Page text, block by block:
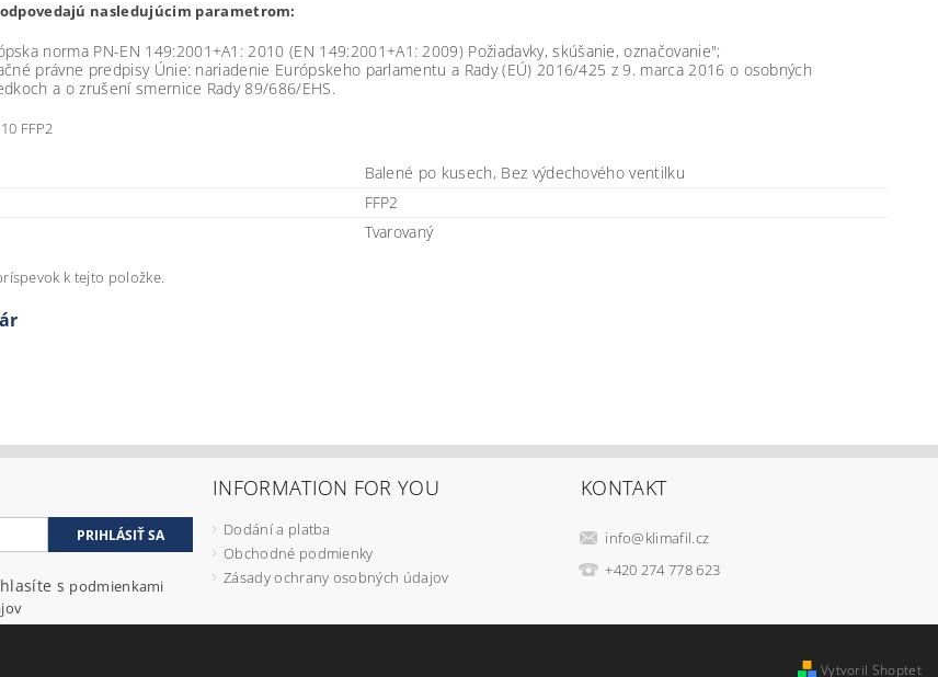
nasledujúcim parametrom:
norma PN-EN 149:2001+A1: 2010 (EN 149:2001+A1: 2009) Požiadavky, skúšanie, označovanie";
právne predpisy Únie: nariadenie Európskeho parlamentu a Rady (EÚ) 2016/425 z 9. marca 2016 o osobných
a o zrušení smernice Rady 89/686/EHS.
Balené po kusech, Bez výdechového ventilku
FFP2
Tvarovaný
k tejto položke.
s podmienkami
INFORMATION FOR YOU
Dodání a platba
Obchodné podmienky
Zásady ochrany osobných údajov
KONTAKT
info@klimafil.cz
+420 274 778 623
Vytvoril Shoptet